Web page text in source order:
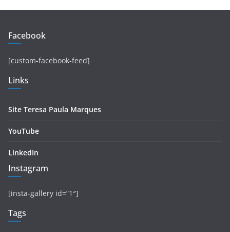
Facebook
[custom-facebook-feed]
Links
Site Teresa Paula Marques
YouTube
LinkedIn
Instagram
[insta-gallery id=”1″]
Tags